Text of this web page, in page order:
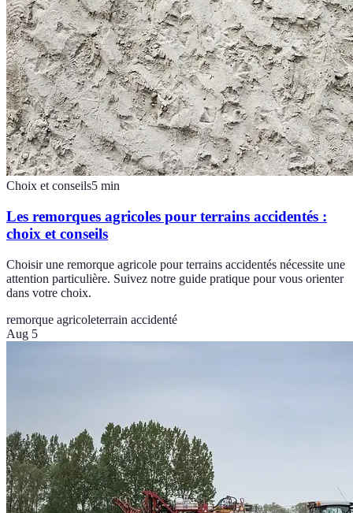
Choix et conseils5 min
Les remorques agricoles pour terrains accidentés :
choix et conseils
Choisir une remorque agricole pour terrains accidentés nécessite une
attention particulière. Suivez notre guide pratique pour vous orienter
dans votre choix.
remorque agricoleterrain accidenté
Aug 5